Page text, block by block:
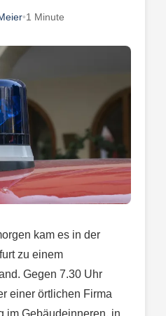
•1 Minute
kam es in der
zu einem
Gegen 7.30 Uhr
einer örtlichen Firma
im Gebäudeinneren, in